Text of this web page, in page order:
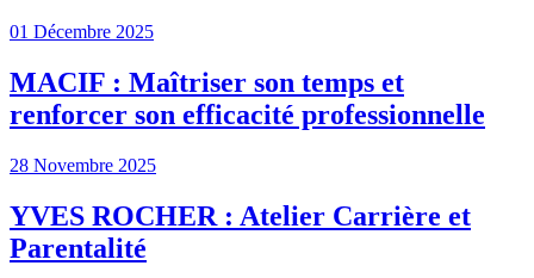
01 Décembre 2025
MACIF : Maîtriser son temps et
renforcer son efficacité professionnelle
28 Novembre 2025
YVES ROCHER : Atelier Carrière et
Parentalité